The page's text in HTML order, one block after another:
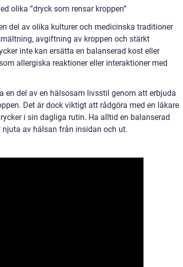
olika ”dryck som rensar kroppen”
del av olika kulturer och medicinska traditioner
avgiftning av kroppen och stärkt
inte kan ersätta en balanserad kost eller
allergiska reaktioner eller interaktioner med
en del av en hälsosam livsstil genom att erbjuda
Det är dock viktigt att rådgöra med en läkare
i sin dagliga rutin. Ha alltid en balanserad
av hälsan från insidan och ut.